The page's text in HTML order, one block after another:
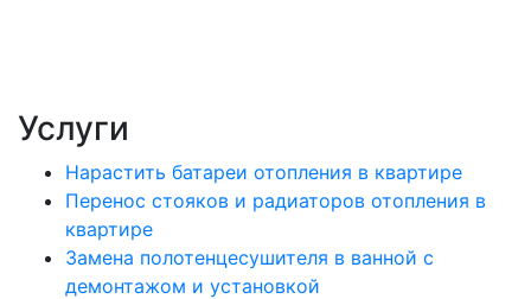
Услуги
Нарастить батареи отопления в квартире
Перенос стояков и радиаторов отопления в
квартире
Замена полотенцесушителя в ванной с
демонтажом и установкой